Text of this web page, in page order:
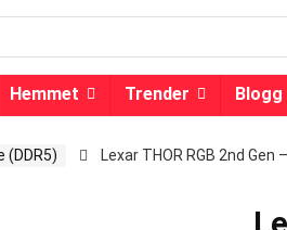
Hemmet Trender Blogg
(DDR5) Lexar THOR RGB 2nd Gen